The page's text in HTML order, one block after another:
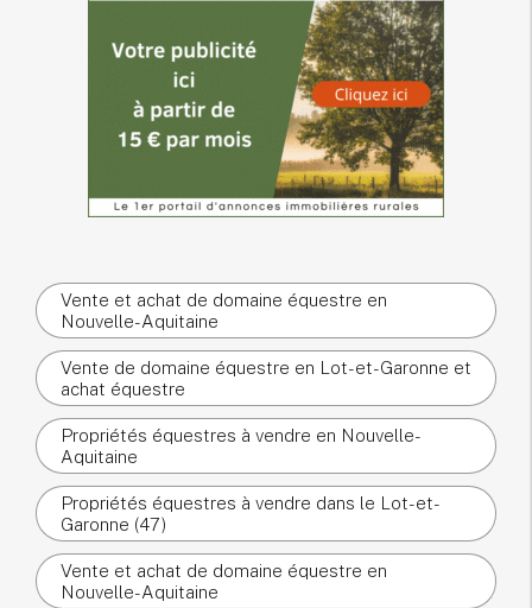
Vente et achat de domaine équestre en
Nouvelle-Aquitaine
Vente de domaine équestre en Lot-et-Garonne et
achat équestre
Propriétés équestres à vendre en Nouvelle-
Aquitaine
Propriétés équestres à vendre dans le Lot-et-
Garonne (47)
Vente et achat de domaine équestre en
Nouvelle-Aquitaine